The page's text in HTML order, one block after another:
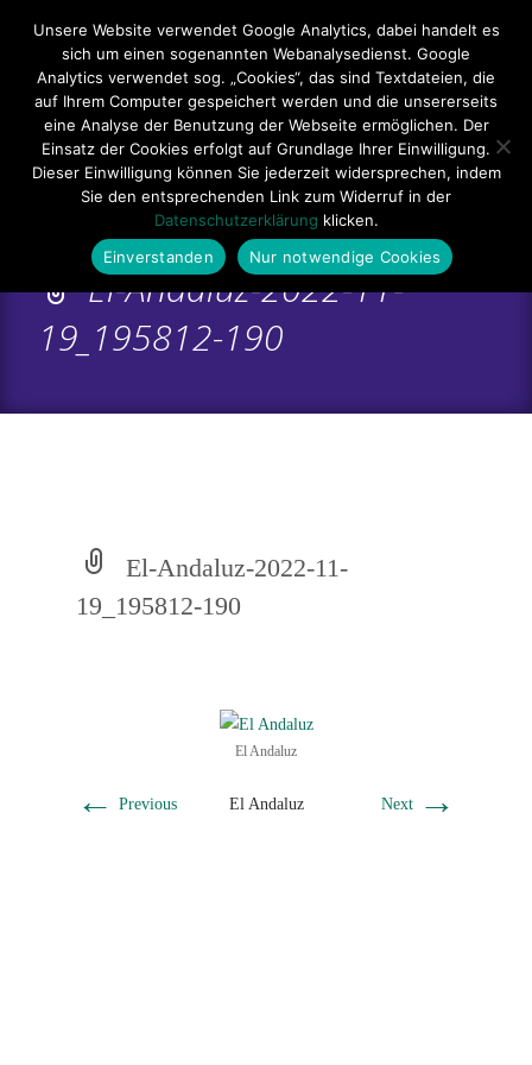
Impressum Datenschutzerklärung
Teilnahmebedingungen
Sitemap
Kontakt
El-Andaluz-2022-11-
19_195812-190
El-Andaluz-2022-11-
19_195812-190
← Previous Next →
El Andaluz
El Andaluz
Hauptmenü
Unsere Website verwendet Google Analytics, dabei handelt es
sich um einen sogenannten Webanalysedienst. Google
Analytics verwendet sog. „Cookies“, das sind Textdateien, die
auf Ihrem Computer gespeichert werden und die unsererseits
eine Analyse der Benutzung der Webseite ermöglichen. Der
Einsatz der Cookies erfolgt auf Grundlage Ihrer Einwilligung.
Dieser Einwilligung können Sie jederzeit widersprechen, indem
Sie den entsprechenden Link zum Widerruf in der
Datenschutzerklärung klicken.
Einverstanden
Nur notwendige Cookies